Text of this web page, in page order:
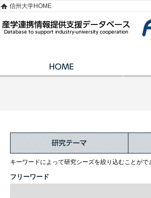
信州大学HOME
キーワードによって研究シーズを絞り込むことがで
フリーワード